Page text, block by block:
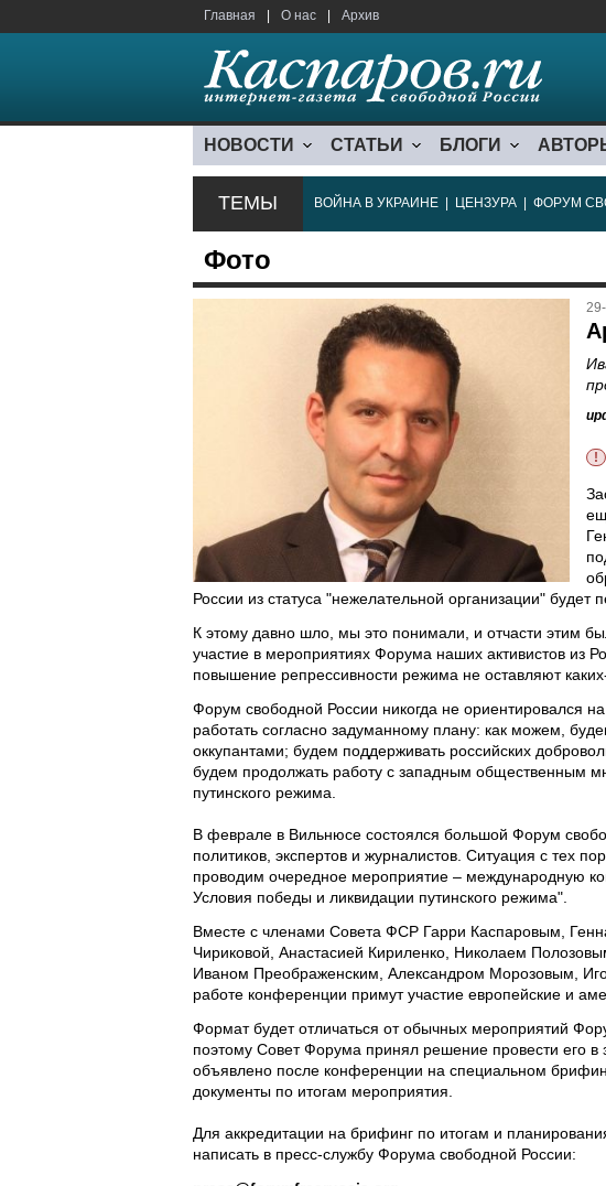
Главная О нас Архив
НОВОСТИ СТАТЬИ БЛОГИ
ТЕМЫ ВОЙНА В УКРАИНЕ ЦЕНЗУРА ФОРУМ
Фото
!
России из статуса "нежелательной организации" будет
К этому давно шло, мы это понимали, и отчасти этим
участие в мероприятиях Форума наших активистов из
повышение репрессивности режима не оставляют
Форум свободной России никогда не ориентировался
работать согласно задуманному плану: как можем,
оккупантами; будем поддерживать российских
будем продолжать работу с западным общественным
путинского режима.
В феврале в Вильнюсе состоялся большой Форум
политиков, экспертов и журналистов. Ситуация с тех
проводим очередное мероприятие – международную
Условия победы и ликвидации путинского режима".
Вместе с членами Совета ФСР Гарри Каспаровым,
Чириковой, Анастасией Кириленко, Николаем
Иваном Преображенским, Александром Морозовым,
работе конференции примут участие европейские и
Формат будет отличаться от обычных мероприятий
поэтому Совет Форума принял решение провести его
объявлено после конференции на специальном
документы по итогам мероприятия.
Для аккредитации на брифинг по итогам и
написать в пресс-службу Форума свободной России: